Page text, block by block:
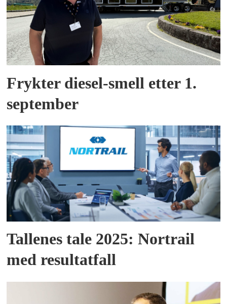
Frykter diesel-smell etter 1.
september
Tallenes tale 2025: Nortrail
med resultatfall